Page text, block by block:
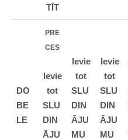
TĪT
DO
BE
LE
PRE
CES
Ievie
tot
SLU
DIN
ĀJU
Ievie
tot
SLU
DIN
ĀJU
MU
Ievie
tot
SLU
DIN
ĀJU
MU